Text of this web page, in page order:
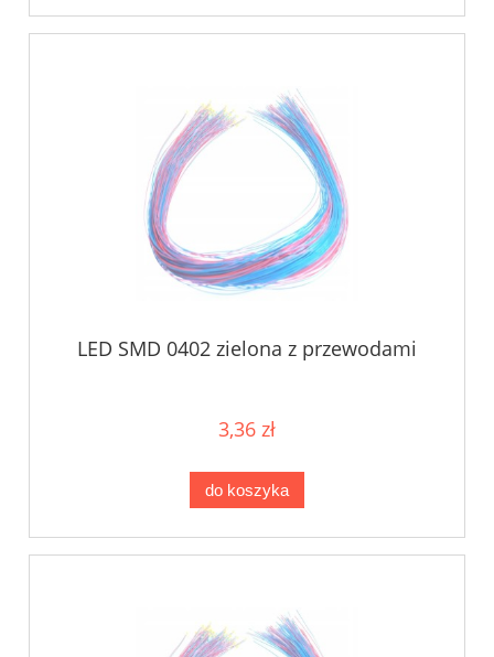
LED SMD 0402 zielona z przewodami
3,36 zł
do koszyka